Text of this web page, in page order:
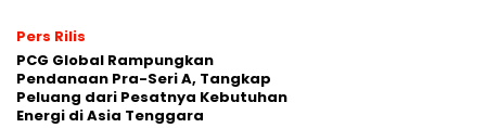
Pers Rilis
PCG Global Rampungkan
Pendanaan Pra-Seri A, Tangkap
Peluang dari Pesatnya Kebutuhan
Energi di Asia Tenggara